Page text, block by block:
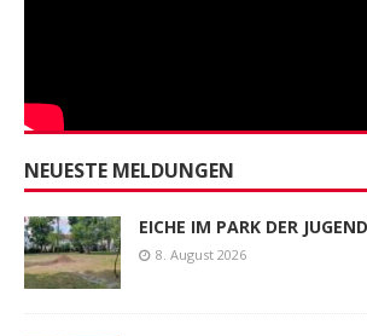
NEUESTE MELDUNGEN
EICHE IM PARK DER
8. August 2026